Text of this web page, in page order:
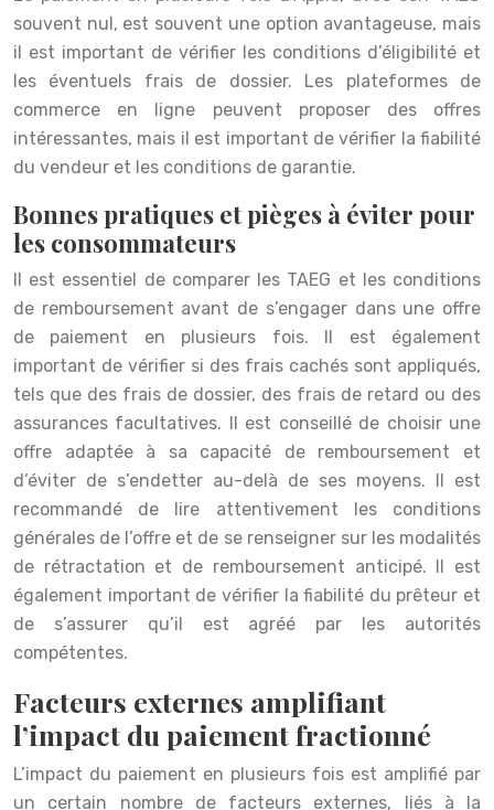
souvent nul, est souvent une option avantageuse, mais
il est important de vérifier les conditions d’éligibilité et
les éventuels frais de dossier. Les plateformes de
commerce en ligne peuvent proposer des offres
intéressantes, mais il est important de vérifier la fiabilité
du vendeur et les conditions de garantie.
Bonnes pratiques et pièges à éviter pour
les consommateurs
Il est essentiel de comparer les TAEG et les conditions
de remboursement avant de s’engager dans une offre
de paiement en plusieurs fois. Il est également
important de vérifier si des frais cachés sont appliqués,
tels que des frais de dossier, des frais de retard ou des
assurances facultatives. Il est conseillé de choisir une
offre adaptée à sa capacité de remboursement et
d’éviter de s’endetter au-delà de ses moyens. Il est
recommandé de lire attentivement les conditions
générales de l’offre et de se renseigner sur les modalités
de rétractation et de remboursement anticipé. Il est
également important de vérifier la fiabilité du prêteur et
de s’assurer qu’il est agréé par les autorités
compétentes.
Facteurs externes amplifiant
l’impact du paiement fractionné
L’impact du paiement en plusieurs fois est amplifié par
un certain nombre de facteurs externes, liés à la